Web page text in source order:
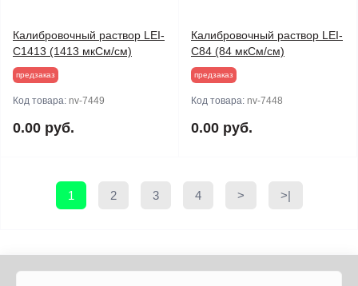
Калибровочный раствор LEI-
C1413 (1413 мкСм/см)
предзаказ
Код товара: nv-7449
0.00 руб.
Калибровочный раствор LEI-
C84 (84 мкСм/см)
предзаказ
Код товара: nv-7448
0.00 руб.
1 2 3 4 > >|